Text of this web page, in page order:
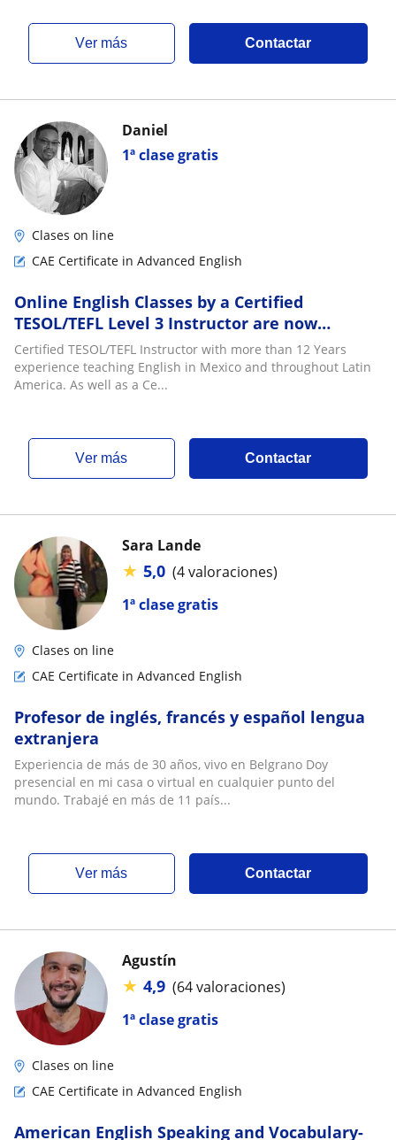
ver más Contactar
1ª clase gratis
Daniel
Clases on line
CAE Certificate in Advanced English
Online English Classes by a Certified
TESOL/TEFL Level 3 Instructor are now
available. With more than 12 years
experiences
Certified TESOL/TEFL Instructor with more than 12 Years
experience teaching English in Mexico and throughout Latin
America. As well as a Ce...
ver más Contactar
1ª clase gratis
Sara Lande
★ 5,0 (4 valoraciones)
Clases on line
CAE Certificate in Advanced English
Profesor de inglés, francés y español lengua
extranjera
Experiencia de más de 30 años, vivo en Belgrano Doy
presencial en mi casa o virtual en cualquier punto del
mundo. Trabajé en más de 11 país...
ver más Contactar
1ª clase gratis
Agustín
★ 4,9 (64 valoraciones)
Clases on line
CAE Certificate in Advanced English
American English Speaking and Vocabulary-